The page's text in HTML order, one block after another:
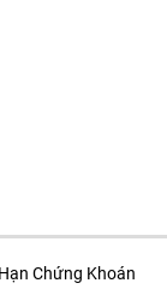
Chứng Khoán